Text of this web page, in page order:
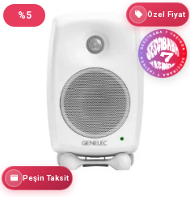
%5 Özel Fiyat
Peşin Taksit